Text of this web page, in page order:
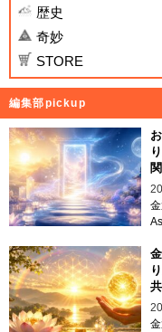
歴史
奇妙
STORE
編集部pickup